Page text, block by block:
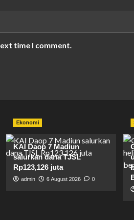
time I comment.
Ekonomi
KAI Daop 7 Madiun
salurkan dana TJSL
Rp123,126 juta
admin 6 August 2026 0